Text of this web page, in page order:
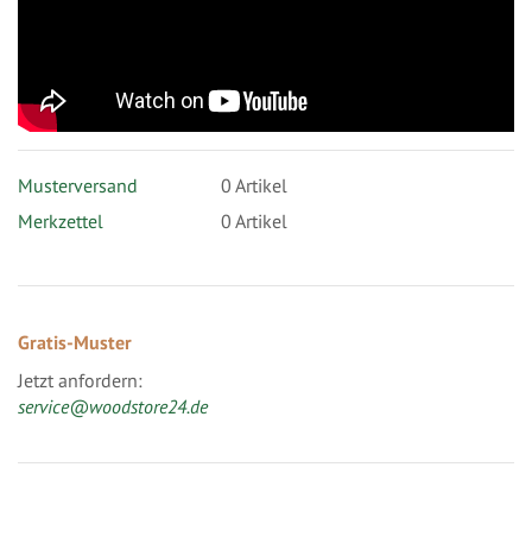
Musterversand 0 Artikel
Merkzettel
0 Artikel
Gratis-Muster
Jetzt anfordern:
service@woodstore24.de